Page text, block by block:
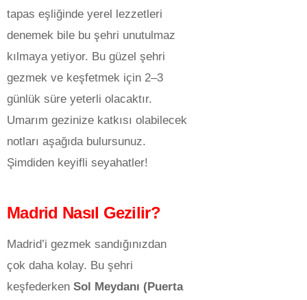
tapas eşliğinde yerel lezzetleri
denemek bile bu şehri unutulmaz
kılmaya yetiyor. Bu güzel şehri
gezmek ve keşfetmek için 2–3
günlük süre yeterli olacaktır.
Umarım gezinize katkısı olabilecek
notları aşağıda bulursunuz.
Şimdiden keyifli seyahatler!
Madrid Nasıl Gezilir?
Madrid’i gezmek sandığınızdan
çok daha kolay. Bu şehri
keşfederken Sol Meydanı (Puerta